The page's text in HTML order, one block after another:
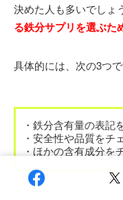
決めた人も多いでしょ
る鉄分サプリを選ぶた
具体的には、次の3つで
・鉄分含有量の表記
・安全性や品質をチ
・ほかの含有成分を